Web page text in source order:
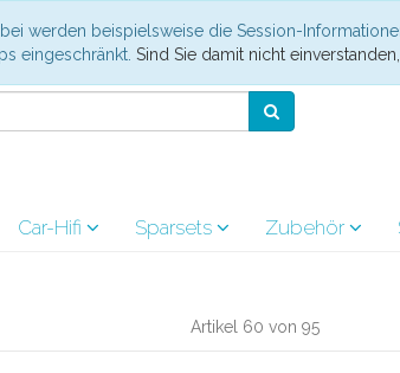
werden beispielsweise die Session-
eingeschränkt. Sind Sie damit nicht
Car-Hifi Sparsets Zubehör
Artikel 60 von 95